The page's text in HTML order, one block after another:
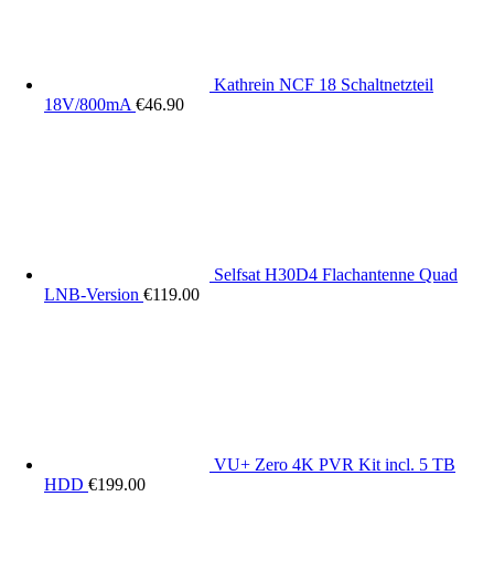
Kathrein NCF 18 Schaltnetzteil
18V/800mA €46.90
Selfsat H30D4 Flachantenne Quad
LNB-Version €119.00
VU+ Zero 4K PVR Kit incl. 5 TB
HDD €199.00